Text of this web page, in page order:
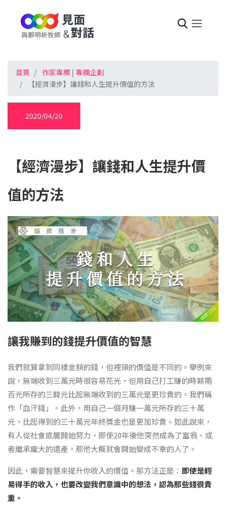
首頁 作家專欄 | 專欄企劃
【經濟漫步】讓錢和人生提升價值的方法
2020/04/20
【經濟漫步】讓錢和人生提升價
值的方法
讓我賺到的錢提升價值的智慧
我們就算拿到同樣金額的錢，但裡頭的價值是不同的。舉例來
說，無端收到三萬元時很容易花光，但用自己打工賺的時薪兩
百元所存的三韓元比起無端收到的三萬元是更珍貴的，我們稱
作「血汗錢」。此外，用自己一個月賺一萬元所存的三十萬
元，比起得到的三十萬元年終獎金也是更加珍貴。如此說來，
有人從社會底層開始努力，即使20年後他突然成為了富翁、或
者繼承龐大的遺產，那他大概就會開始變成不幸的人了。
因此，需要智慧來提升你收入的價值。那方法正是： 即使是輕
易得手的收入，也要改變我們意識中的想法，認為那些錢很貴
重。